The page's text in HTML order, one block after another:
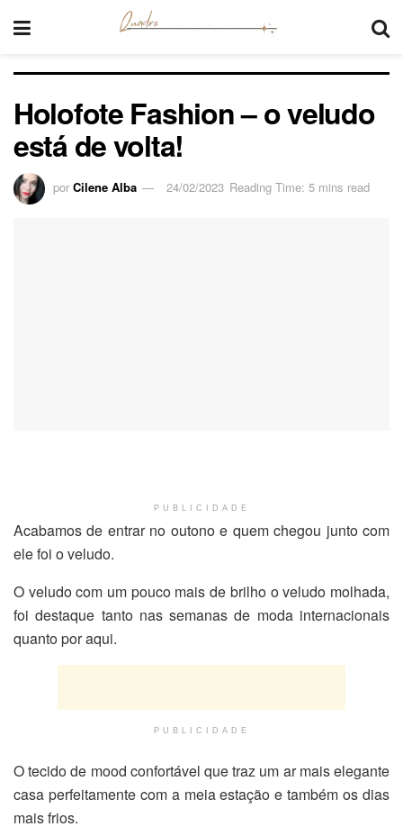
Holofote Fashion – o veludo
está de volta!
por Cilene Alba 24/02/2023 Reading Time: 5 mins read
PUBLICIDADE
Acabamos de entrar no outono e quem chegou junto com
ele foi o veludo.
O veludo com um pouco mais de brilho o veludo molhada,
foi destaque tanto nas semanas de moda internacionais
quanto por aqui.
PUBLICIDADE
O tecido de mood confortável que traz um ar mais elegante
casa perfeitamente com a meia estação e também os dias
mais frios.